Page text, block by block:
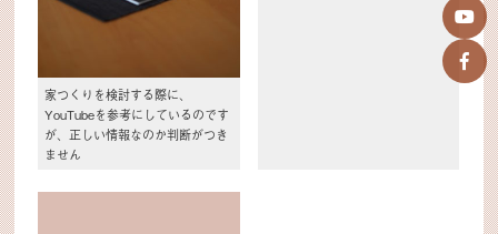
家つくりを検討する際に、
YouTubeを参考にしているのです
が、正しい情報なのか判断がつき
ません